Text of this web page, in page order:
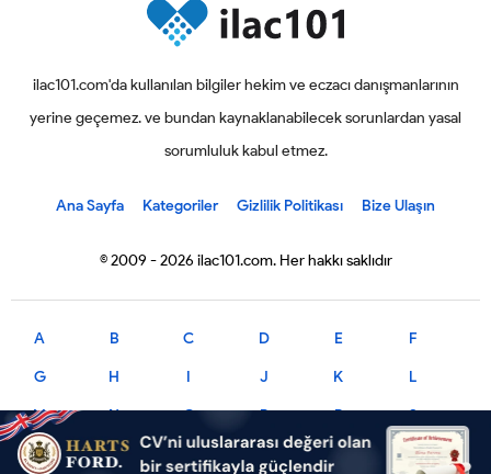
ilac101.com'da kullanılan bilgiler hekim ve eczacı danışmanlarının
yerine geçemez. ve bundan kaynaklanabilecek sorunlardan yasal
sorumluluk kabul etmez.
Ana Sayfa Kategoriler Gizlilik Politikası Bize Ulaşın
© 2009 - 2026 ilac101.com. Her hakkı saklıdır
A B C D E F
G H I J K L
M N O P R S
T U V X Y Z